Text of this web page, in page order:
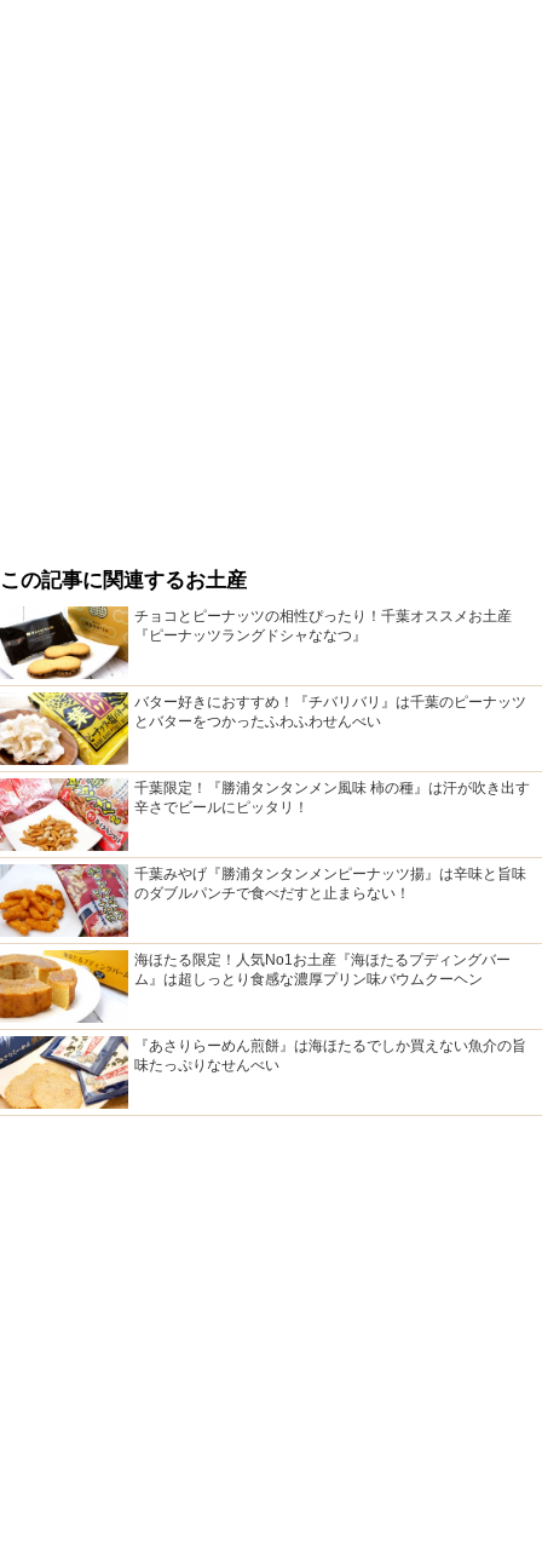
この記事に関連するお土産
チョコとピーナッツの相性ぴったり！千葉オススメお土産
『ピーナッツラングドシャななつ』
バター好きにおすすめ！『チバリバリ』は千葉のピーナッツ
とバターをつかったふわふわせんべい
千葉限定！『勝浦タンタンメン風味 柿の種』は汗が吹き出す
辛さでビールにピッタリ！
千葉みやげ『勝浦タンタンメンピーナッツ揚』は辛味と旨味
のダブルパンチで食べだすと止まらない！
海ほたる限定！人気No1お土産『海ほたるプディングバー
ム』は超しっとり食感な濃厚プリン味バウムクーヘン
『あさりらーめん煎餅』は海ほたるでしか買えない魚介の旨
味たっぷりなせんべい